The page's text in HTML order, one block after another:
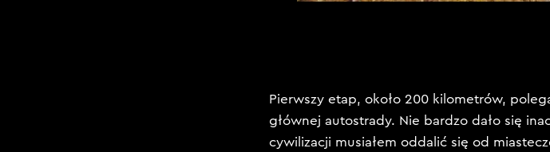
Pierwszy etap, około 200 kilometrów,
głównej autostrady. Nie bardzo dało się
cywilizacji musiałem oddalić się od